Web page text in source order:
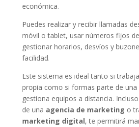
económica.
Puedes realizar y recibir llamadas
móvil o tablet, usar números fijos
gestionar horarios, desvíos y
facilidad.
Este sistema es ideal tanto si
propia como si formas parte de una
gestiona equipos a distancia.
de una agencia de marketing o
marketing digital, te permitirá